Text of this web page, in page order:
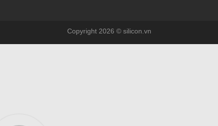
Copyright 2026 © silicon.vn